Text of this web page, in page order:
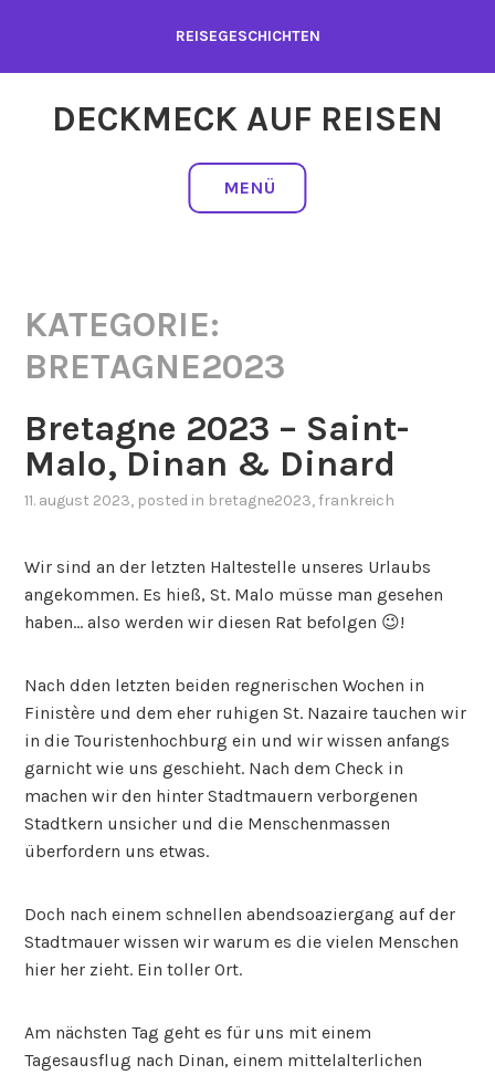
springen
REISEGESCHICHTEN
DECKMECK AUF REISEN
MENÜ
KATEGORIE:
BRETAGNE2023
Bretagne 2023 – Saint-
Malo, Dinan & Dinard
11. august 2023, posted in bretagne2023, frankreich
Wir sind an der letzten Haltestelle unseres Urlaubs
angekommen. Es hieß, St. Malo müsse man gesehen
haben… also werden wir diesen Rat befolgen 😉!
Nach dden letzten beiden regnerischen Wochen in
Finistère und dem eher ruhigen St. Nazaire tauchen wir
in die Touristenhochburg ein und wir wissen anfangs
garnicht wie uns geschieht. Nach dem Check in
machen wir den hinter Stadtmauern verborgenen
Stadtkern unsicher und die Menschenmassen
überfordern uns etwas.
Doch nach einem schnellen abendsoaziergang auf der
Stadtmauer wissen wir warum es die vielen Menschen
hier her zieht. Ein toller Ort.
Am nächsten Tag geht es für uns mit einem
Tagesausflug nach Dinan, einem mittelalterlichen